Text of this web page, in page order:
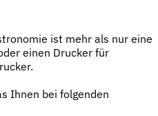
ist mehr als nur eine
einen Drucker für
Ihnen bei folgenden